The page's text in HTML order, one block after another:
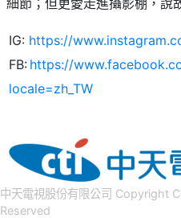
細節；但更愛走進攝影棚，說
IG: https://
FB: https://
locale=zh_TW
中天電視股份有限公司 Copyright
Reserved